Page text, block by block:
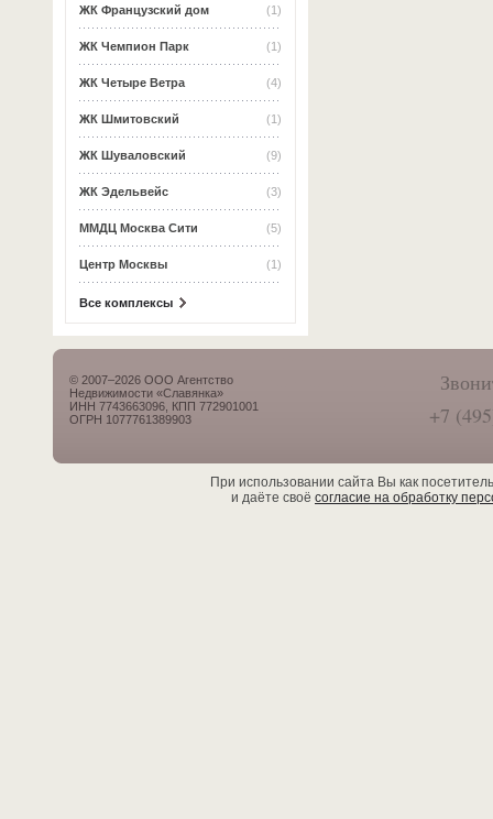
(1)
ЖК Французский дом
(1)
ЖК Чемпион Парк
(4)
ЖК Четыре Ветра
(1)
ЖК Шмитовский
(9)
ЖК Шуваловский
(3)
ЖК Эдельвейс
(5)
ММДЦ Москва Сити
(1)
Центр Москвы
Все комплексы
© 2007–2026 ООО Агентство
Недвижимости «Славянка»
ИНН 7743663096, КПП 772901001
ОГРН 1077761389903
+7
При использовании сайта Вы как
и даёте своё согласие на обработку